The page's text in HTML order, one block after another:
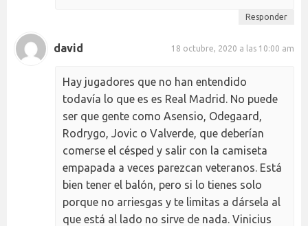
Responder
david 18 octubre, 2020 a las 10:00 am
Hay jugadores que no han entendido
todavía lo que es es Real Madrid. No puede
ser que gente como Asensio, Odegaard,
Rodrygo, Jovic o Valverde, que deberían
comerse el césped y salir con la camiseta
empapada a veces parezcan veteranos. Está
bien tener el balón, pero si lo tienes solo
porque no arriesgas y te limitas a dársela al
que está al lado no sirve de nada. Vinicius